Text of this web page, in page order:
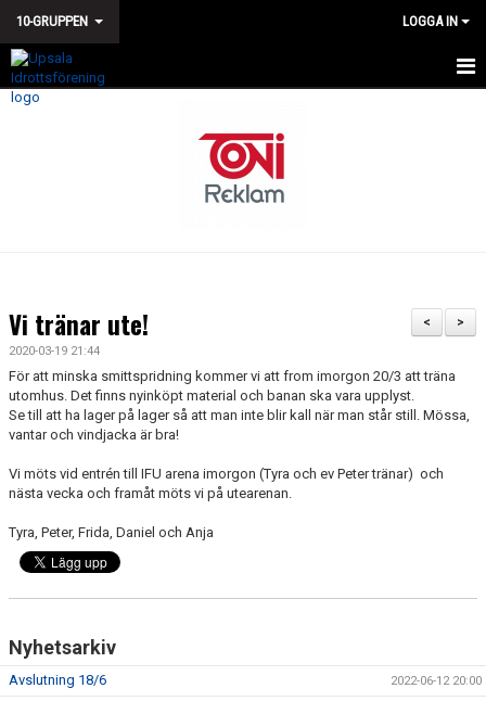
10-GRUPPEN LOGGA IN
HEM
BILDGALLERI
DOKUMENT
KONTAKT
GÄSTBOK
>
<
Vi tränar ute!
2020-03-19 21:44
För att minska smittspridning kommer vi att from imorgon 20/3 att träna
utomhus. Det finns nyinköpt material och banan ska vara upplyst.
Se till att ha lager på lager så att man inte blir kall när man står still. Mössa,
vantar och vindjacka är bra!
Vi möts vid entrén till IFU arena imorgon (Tyra och ev Peter tränar) och
nästa vecka och framåt möts vi på utearenan.
Tyra, Peter, Frida, Daniel och Anja
Nyhetsarkiv
Avslutning 18/6 2022-06-12 20:00